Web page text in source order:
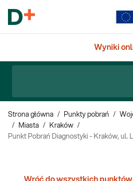
Wyniki
Strona główna / Punkty pobrań /
/
Miasta / Kraków /
Punkt Pobrań Diagnostyki - Kraków, ul.